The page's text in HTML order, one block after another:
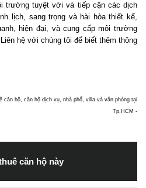
trường tuyệt vời và tiếp cận các dịch
lịch, sang trọng và hài hòa thiết kế,
hiện đại, và cung cấp môi trường
hệ với chúng tôi để biết thêm thông
căn hộ, căn hộ dịch vụ, nhà phố, villa và văn phòng tại
Tp.HCM -
căn hộ này